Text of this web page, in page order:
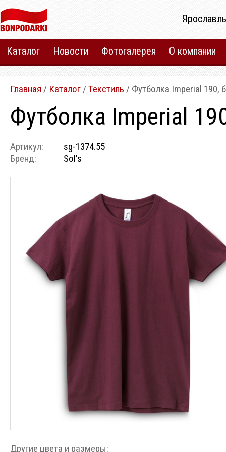
Каталог Новости Фотогалерея О компании
Главная / Каталог /Текстиль / Футболка Imperial 190,
Футболка Imperial
Артикул:
Бренд:
sg-1374.55
Sol's
Другие цвета и размеры: